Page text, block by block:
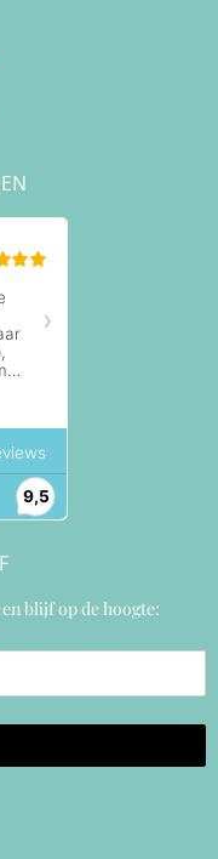
blijf op de hoogte: